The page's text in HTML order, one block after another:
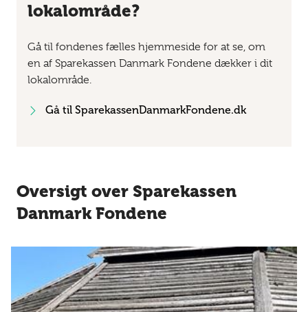
lokalområde?
Gå til fondenes fælles hjemmeside for at se, om
en af Sparekassen Danmark Fondene dækker i dit
lokalområde.
Gå til SparekassenDanmarkFondene.dk
Oversigt over Sparekassen
Danmark Fondene